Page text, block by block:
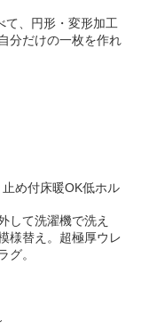
て、円形・変形加工
分だけの一枚を作れ
止め付床暖OK低ホル
して洗濯機で洗え
様替え。超極厚ウレ
グ。